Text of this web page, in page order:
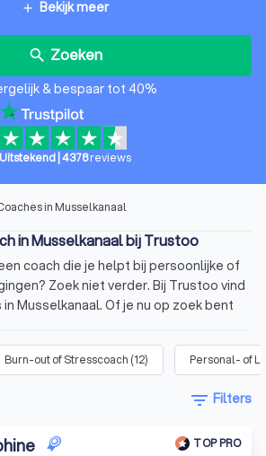
add Bekijk meer
search Zoeken
& bespaar tot 40%
Uitstekend| 4378 reviews
in Musselkanaal
in Musselkanaal bij Trustoo
coach die je helpt bij persoonlijke of
Zoek niet verder. Bij Trustoo vind
Musselkanaal. Of je nu op zoek bent
ben je er zeker van dat je een
vindt die past bij jouw behoeften.
en kies de beste coach voor jou.
coaches hebben een gemiddelde
Burn-out of Stresscoach (12) Personal- of
filter_list Filters
TOP PRO